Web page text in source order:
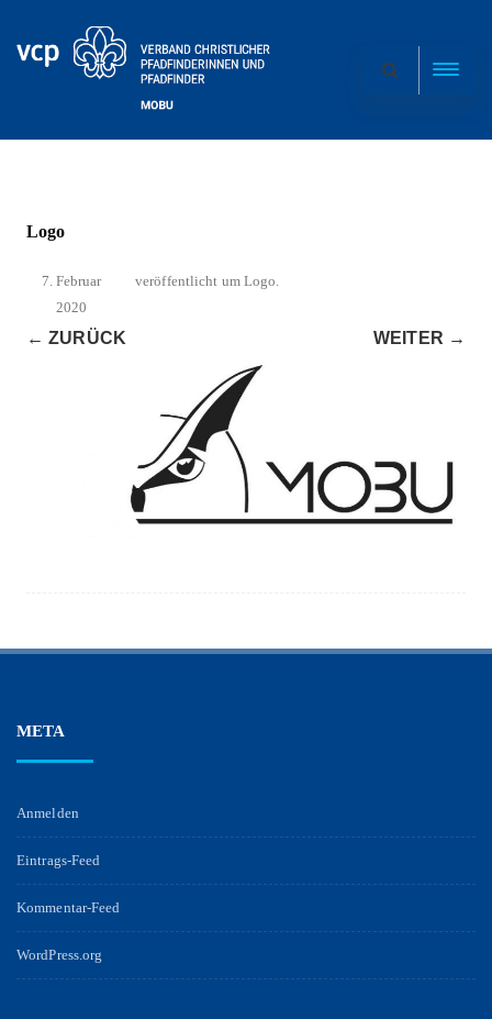
Logo
veröffentlicht
7. Februar
2020
um Logo.
← ZURÜCK WEITER →
META
Anmelden
Eintrags-Feed
Kommentar-Feed
WordPress.org